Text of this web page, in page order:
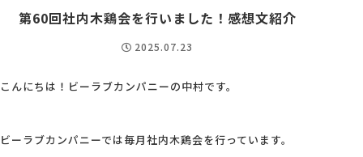
MG研修
スタッフ紹介
第60回社内木鶏会を行いました！感想文紹介
2025.07.23
こんにちは！ビーラブカンパニーの中村です。
ビーラブカンパニーでは毎月社内木鶏会を行っています。